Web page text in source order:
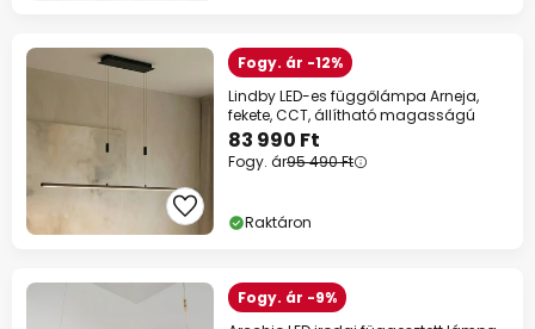
Fogy. ár -12%
Lindby LED-es függőlámpa Arneja,
fekete, CCT, állítható magasságú
83 990 Ft
Fogy. ár95 490 Ft
Raktáron
Fogy. ár -9%